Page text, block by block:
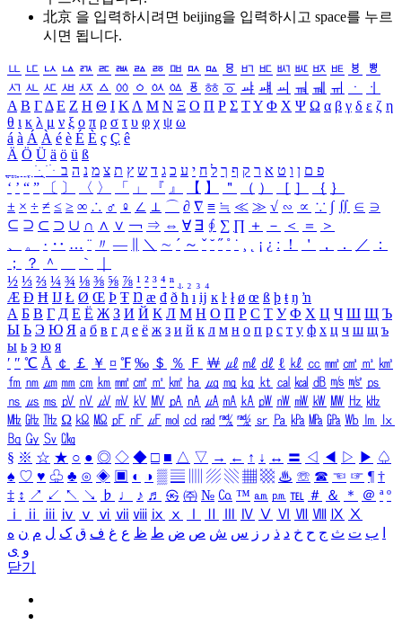
北京 을 입력하시려면 beijing을 입력하시고 space를 누르
시면 됩니다.
ㅥ ㅦ ㅧ ㅨ ㅩ ㅪ ㅫ ㅬ ㅭ ㅮ ㅯ ㅰ ㅱ ㅲ ㅳ ㅴ ㅵ ㅶ ㅷ ㅸ
ㅹ
ㅺ ㅻ ㅼ ㅽ ㅾ ㅿ ㆀ ㆁ ㆂ ㆃ ㆄ ㆅ ㆆ ㆇ ㆈ ㆉ ㆊ ㆋ ㆌ ㆍ
ㆎ
Α Β ΓΔ Ε Ζ Η Θ Ι ΚΛ Μ Ν Ξ Ο Π Ρ Σ ΤΥ Φ Χ Ψ Ω α β γ δ ε ζ η
θ ι κ λ μ ν ξ ο π ρ σ τ υ φ χ ψ ω
á à Á À é è É È ç Ç ê
Ä Ö Ü ä ö ü ß
ִֶֹ ֻּ ׁׂ פ ם ן ו ט א ר ק ף ך ל ח י ע כ ג ד ש ץ ת צ מ נ ה ב
‘ ’ “ ” 〔 〕 〈 〉 「 」 『 』 【 】 ＂ （ ） ［ ］ ｛ ｝
± × ÷ ≠ ≤ ≥ ∞ ∴ ♂ ♀ ∠ ⊥ ⌒ ∂ ∇ ≡ ≒ ≪ ≫ √ ∽ ∝ ∵ ∫ ∬ ∈ ∋
⊆ ⊇ ⊂ ⊃ ∪ ∩ ∧ ∨ ￢ ⇒ ⇔ ∀ ∃ ∮ ∑ ∏ ＋ － ＜ ＝
＞
、
。 · ‥ … ¨ 〃 ― ＼ ∼ ´ ～ ˇ ˘ ˝ ˚ ˙ ¸ ¡ ¿ ː ！ ＇ ， ． ／
：
；
？ ＾ ｀
½ ⅓ ⅔ ¼ ¾ ⅛ ⅜ ⅝ ⅞ ¹ ² ³ ⁴ ⁿ ₁ ₂ ₃ ₄
Æ Ð Ħ Ĳ Ł Ø Œ Þ Ŧ Ŋ æ đ ð ħ ı ĳ ĸ ŀ ł ø œ ß þ ŧ ŋ ŉ
А Б В Г Д Е Ё Ж З И Й К Л М Н О П Р С Т У Ф Х Ц Ч Ш Щ Ъ
Ы Ь Э Ю Я а б в г д е ё ж з и й к л м н о п р с т у ф х ц ч ш щ ъ
ы ь э ю я
′ ″ ℃ Å ￠ ￡ ￥ ¤ ℉ ‰ ＄ ％ Ｆ ￦ ㎕ ㎖ ㎗ ℓ ㎘ ㏄ ㎣ ㎤ ㎥ ㎦
㎙ ㎚ ㎛ ㎜ ㎝ ㎞ ㎟ ㎠ ㎡ ㎢ ㏊ ㎍ ㎎ ㎏ ㏏ ㎈ ㎉ ㏈ ㎧ ㎨ ㎰
㎱ ㎲ ㎳ ㎴ ㎵ ㎶ ㎷ ㎸ ㎹ ㎀ ㎁ ㎂ ㎃ ㎄ ㎺ ㎻ ㎽ ㎾ ㎿ ㎐ ㎑
㎒ ㎓ ㎔ Ω ㏀ ㏁ ㎊ ㎋ ㎌ ㏖ ㏅ ㎭ ㎮ ㎯ ㏛ ㎩ ㎪ ㎫ ㎬ ㏝ ㏐
㏓
㏃ ㏉ ㏜ ㏆
§ ※ ☆ ★ ○ ● ◎ ◇ ◆ □ ■ △ ▽ → ← ↑ ↓ ↔ 〓 ◁ ◀ ▷ ▶ ♤
♠ ♡ ♥ ♧ ♣ ⊙ ◈ ▣ ◐ ◑ ▒ ▤ ▨ ▧ ▦ ▩ ♨ ☏ ☎ ☜ ☞ ¶ †
‡ ↕ ↗ ↙ ↖ ↘ ♭ ♩ ♪ ♬ ㉿ ㈜ № ㏇ ™ ㏂ ㏘ ℡ ＃ ＆ ＊ ＠ ª º
ⅰ
ⅱ ⅲ ⅳ ⅴ ⅵ ⅶ ⅷ ⅸ ⅹ Ⅳ Ⅴ Ⅵ Ⅶ Ⅷ Ⅸ Ⅹ
ب ت ث ج ح خ د ذ ر ز س ش ص ض ط ظ ع غ ف ق ک ل م ن ه
و ی
닫기